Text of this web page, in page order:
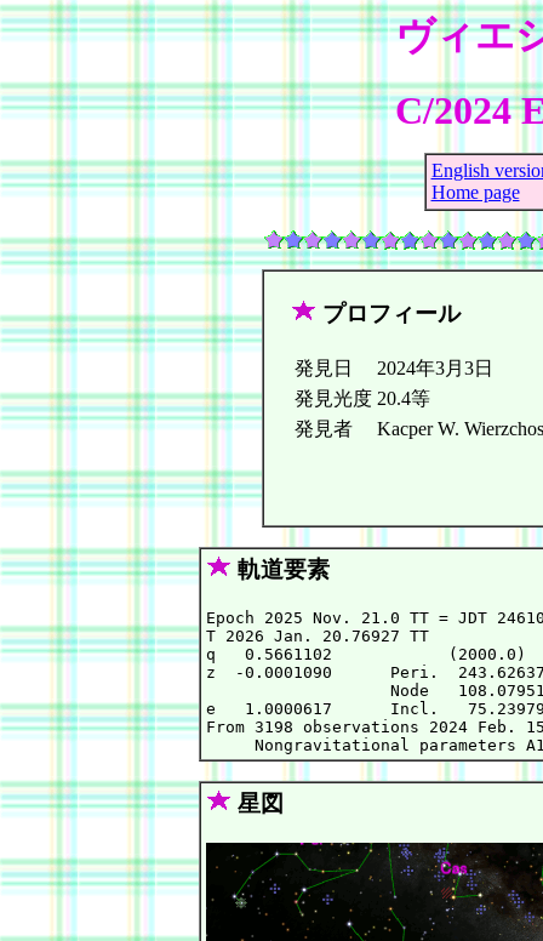
ヴィエ
C/2024
English
Home page
プロフィール
発見日
2024年3月3日
発見光度 20.4等
発見者
Kacper W.
軌道要素
Epoch 2025 Nov.
T 2026 Jan.
q   0.5661102
z  -0.0001090      Peri.
Node
e   1.0000617      Incl.
From 3198 observations 2024
星図